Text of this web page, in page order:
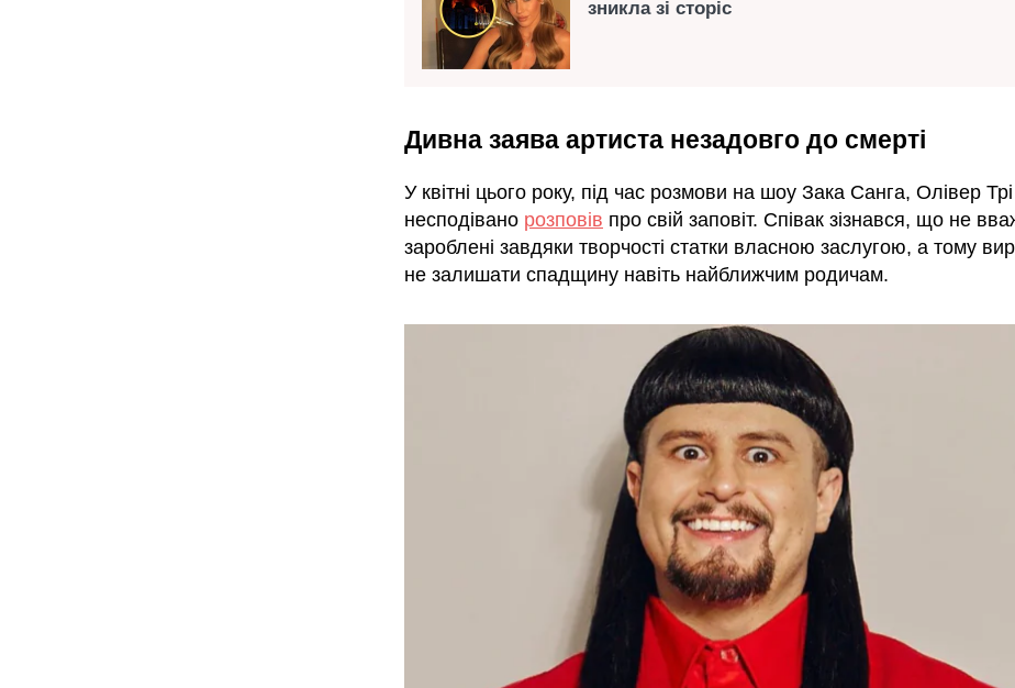
зникла зі сторіс
Дивна заява артиста незадовго до смерті
У квітні цього року, під час розмови на шоу Зака Санга, Олівер Трі
несподівано розповів про свій заповіт. Співак зізнався, що не
зароблені завдяки творчості статки власною заслугою, а тому
не залишати спадщину навіть найближчим родичам.